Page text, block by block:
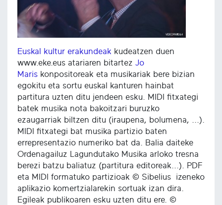
Euskal kultur erakundeak kudeatzen duen
www.eke.eus atariaren bitartez Jo
Maris konpositoreak eta musikariak bere bizian
egokitu eta sortu euskal kanturen hainbat
partitura uzten ditu jendeen esku. MIDI fitxategi
batek musika nota bakoitzari buruzko
ezaugarriak biltzen ditu (iraupena, bolumena, ...).
MIDI fitxategi bat musika partizio baten
errepresentazio numeriko bat da. Balia daiteke
Ordenagailuz Lagundutako Musika arloko tresna
berezi batzu baliatuz (partitura editoreak...). PDF
eta MIDI formatuko partizioak © Sibelius izeneko
aplikazio komertzialarekin sortuak izan dira.
Egileak publikoaren esku uzten ditu ere. ©